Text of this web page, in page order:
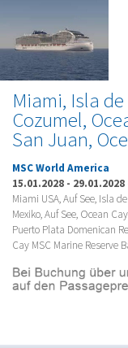
Miami, Isla
Cozumel,
San Juan,
MSC World America
15.01.2028 - 29.01.2028
Miami USA, Auf See, Isla
Mexiko, Auf See, Ocean
Puerto Plata Domenican
Cay MSC Marine Reserve